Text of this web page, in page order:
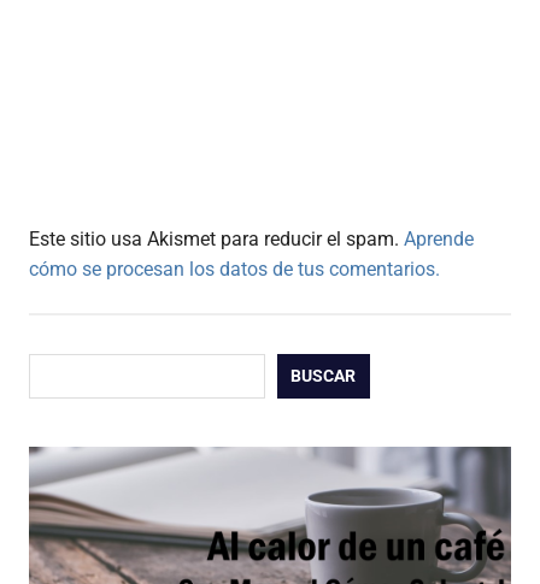
Este sitio usa Akismet para reducir el spam. Aprende
cómo se procesan los datos de tus comentarios.
BUSCAR